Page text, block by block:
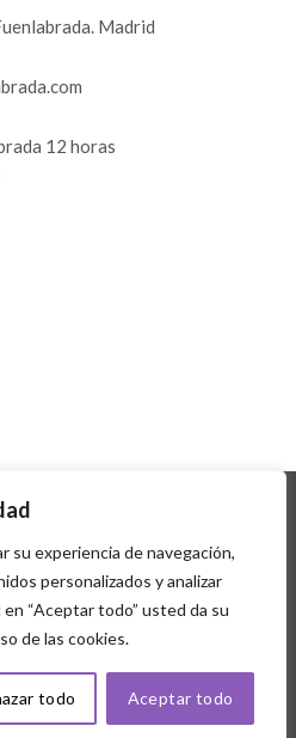
su experiencia de navegación,
personalizados y analizar
“Aceptar todo” usted da su
de las cookies.
todo Aceptar todo
Madrid
12 horas
por